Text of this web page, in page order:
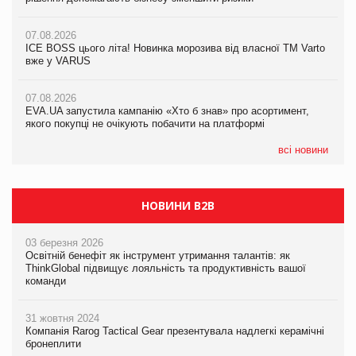
07.08.2026
ICE BOSS цього літа! Новинка морозива від власної ТМ Varto
вже у VARUS
07.08.2026
EVA.UA запустила кампанію «Хто б знав» про асортимент,
якого покупці не очікують побачити на платформі
всі новини
07.08.2026
ICE BOSS цього літа! Новинка морозива від власної ТМ Varto
вже у VARUS
07.08.2026
EVA.UA запустила кампанію «Хто б знав» про асортимент,
якого покупці не очікують побачити на платформі
Продажі Hugo Boss впали на 9%
НОВИНИ B2B
03 березня 2026
Освітній бенефіт як інструмент утримання талантів: як
ThinkGlobal підвищує лояльність та продуктивність вашої
команди
31 жовтня 2024
Компанія Rarog Tactical Gear презентувала надлегкі керамічні
бронеплити